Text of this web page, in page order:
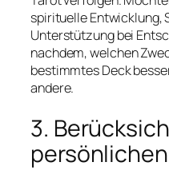
spirituelle Entwicklung,
Unterstützung bei
nachdem, welchen
bestimmtes Deck
andere.
3.